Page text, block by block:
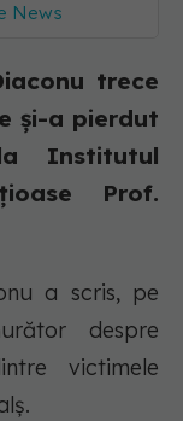
News
trece
și-a pierdut
Institutul
Prof.
a scris, pe
despre
victimele